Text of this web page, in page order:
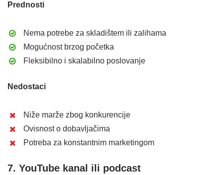
Prednosti
Nema potrebe za skladištem ili zalihama
Mogućnost brzog početka
Fleksibilno i skalabilno poslovanje
Nedostaci
Niže marže zbog konkurencije
Ovisnost o dobavljačima
Potreba za konstantnim marketingom
7. YouTube kanal ili podcast